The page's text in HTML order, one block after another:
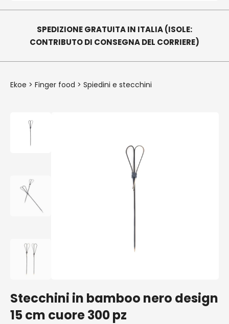
SPEDIZIONE GRATUITA IN ITALIA (ISOLE:
CONTRIBUTO DI CONSEGNA DEL CORRIERE)
Ekoe > Finger food > Spiedini e stecchini
Stecchini in bamboo nero design
15 cm cuore 300 pz